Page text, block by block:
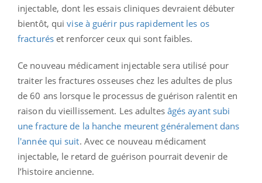
injectable, dont les essais cliniques devraient débuter
bientôt, qui vise à guérir pus rapidement les os
fracturéset renforcer ceux qui sont faibles.
Ce nouveau médicament injectable sera utilisé pour
traiter les fractures osseuses chez les adultes de plus
de 60 ans lorsque le processus de guérison ralentit en
raison du vieillissement. Les adultes âgés ayant subi
une fracture de la hanche meurent généralement dans
l'année qui suit. Avec ce nouveau médicament
injectable, le retard de guérison pourrait devenir de
l’histoire ancienne.